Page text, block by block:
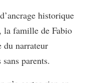
historique
la famille de Fabio
du narrateur
parents.